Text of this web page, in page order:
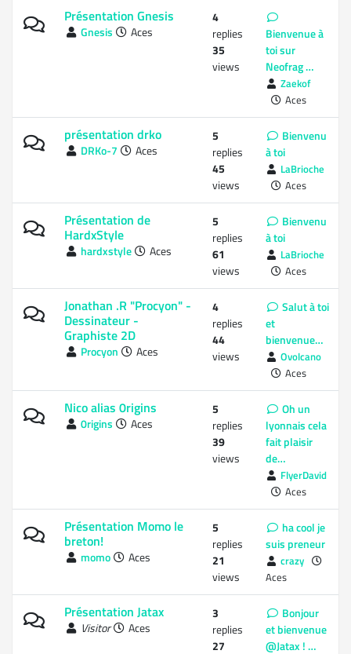
Présentation Gnesis
Gnesis Aces
4
replies
35
views
Bienvenue à
toi sur
Neofrag …
Zaekof
Aces
présentation drko
DRKo-7 Aces
5
replies
45
views
Bienvenu
à toi
LaBrioche
Aces
Présentation de
HardxStyle
hardxstyle Aces
5
replies
61
views
Bienvenu
à toi
LaBrioche
Aces
Jonathan .R "Procyon" -
Dessinateur -
Graphiste 2D
Procyon Aces
4
replies
44
views
Salut à toi
et
bienvenue…
Ovolcano
Aces
Nico alias 0rigins
0rigins Aces
5
replies
39
views
Oh un
lyonnais cela
fait plaisir
de…
FlyerDavid
Aces
Présentation Momo le
breton!
momo Aces
5
replies
21
views
ha cool je
suis preneur
crazy
Aces
Présentation Jatax
Visitor Aces
3
replies
27
Bonjour
et bienvenue
@Jatax ! …